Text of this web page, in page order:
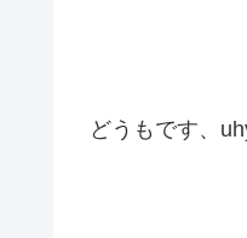
どうもです、